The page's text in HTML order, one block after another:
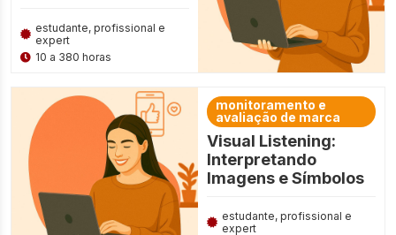
estudante, profissional e
expert
10 a 380 horas
monitoramento e
avaliação de marca
Visual Listening:
Interpretando
Imagens e Símbolos
estudante, profissional e
expert